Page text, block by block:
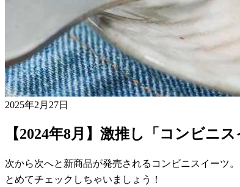
2025年2月27日
【2024年8月】激推し「コンビニ
次から次へと新商品が発売されるコンビニスイーツ
とめてチェックしちゃいましょう！